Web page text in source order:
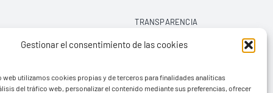
Gestionar el consentimiento de las cookies
web utilizamos cookies propias y de terceros para finalidades analíticas
del tráfico web, personalizar el contenido mediante sus preferencias, ofrecer
TRANSPARENCIA
AVISO LEGAL
POLÍTICA DE PRIVACIDAD